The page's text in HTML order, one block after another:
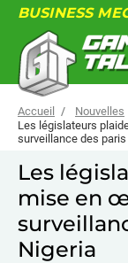
BUSINESS
À PROPOS
FORUM
ARTICLES
Accueil
Nouvelles
Les législateurs
surveillance des
Les
mise en
Nigeria